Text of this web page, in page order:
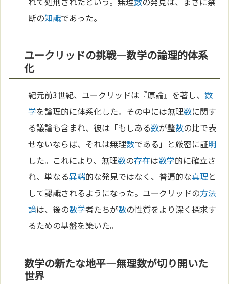
断の知識であった。
ユークリッドの挑戦—数学の論理的体系
化
紀元前3世紀、ユークリッドは『原論』を著し、数
学を論理的に体系化した。その中には無理数に関す
る議論も含まれ、彼は「もしある数が整数の比で表
せないならば、それは無理数である」と厳密に証明
した。これにより、無理数の存在は数学的に確立さ
れ、単なる異端的な発見ではなく、普遍的な真理と
して認識されるようになった。ユークリッドの方法
論は、後の数学者たちが数の性質をより深く探求す
るための基盤を築いた。
数学の新たな地平—無理数が切り開いた
世界